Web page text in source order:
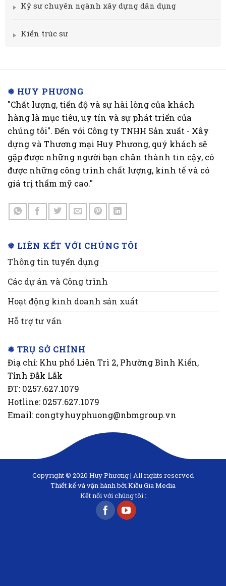
Kỹ sư chuyên ngành xây dựng dân dụng
Kiến trúc sư
❅ HUY PHƯƠNG
"Chất lượng, tiến độ và sự hài lòng của khách
hàng là mục tiêu, uy tín và sự phát triển của
chúng tôi". Đến với Công ty TNHH Sản xuất - Xây
dựng và Thương mại Huy Phương, quý khách sẽ
gặp được những người bạn chân thành tin cậy, có
được những công trình chất lượng, kinh tế và có
giá trị thẩm mỹ cao."
❅ LIÊN KẾT VỚI CHÚNG TÔI
Thông tin tuyển dụng
Các dự án và Công trình
Hoạt động kinh doanh sản xuất
Hỗ trợ tư vấn
❅ TRỤ SỞ CHÍNH
Điạ chỉ: Khu phố Liên Trì 2, Phường Bình Kiến,
Tỉnh Đắk Lắk
ĐT: 0257.627.1079
Hotline: 0257.627.1079
Email: congtyhuyphuong@nbmgroup.vn
Copyright © 2020 Huy Phương | All rights reserved
Thiết kế và vận hành bởi Kiều Gia Media
Kết nối với chúng tôi :